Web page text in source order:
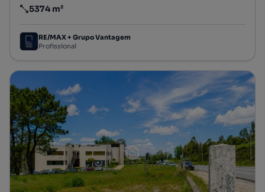
Preço por metro quadrado
5374 m²
RE/MAX + Grupo Vantagem
Profissional